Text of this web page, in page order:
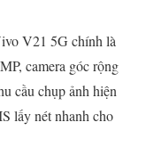
V21 5G chính là
camera góc rộng
cầu chụp ảnh hiện
lấy nét nhanh cho